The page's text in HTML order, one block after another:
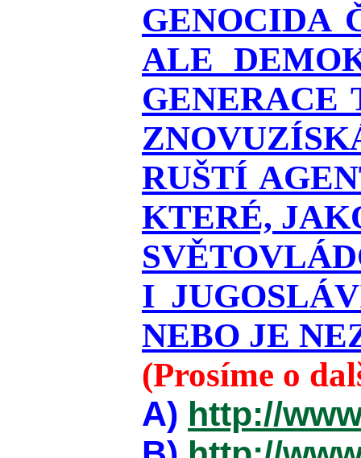
GENOCIDA
ALE
RUŠTÍ
KTERÉ,
I
NEBO JE
(Prosíme o
A) http://